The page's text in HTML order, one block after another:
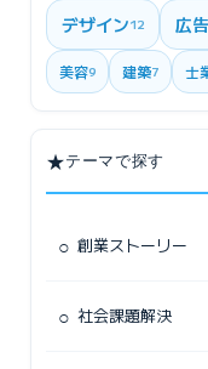
デザイン12 広
美容9 建築7 士
★テーマで探す
○ 創業ストーリー
○ 社会課題解決